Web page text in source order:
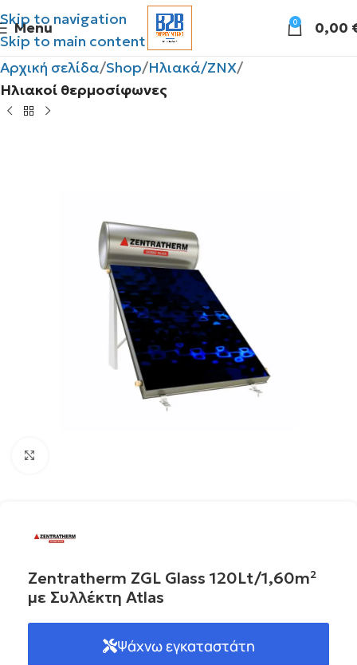
Skip to navigation
Skip to main content
Menu 0 0,00
Αρχική σελίδα Shop Ηλιακά/ΖΝΧ
Ηλιακοί θερμοσίφωνες
Zentratherm ZGL Glass 120Lt/1,60m²
με Συλλέκτη Atlas
Ψάχνω εγκαταστάτη